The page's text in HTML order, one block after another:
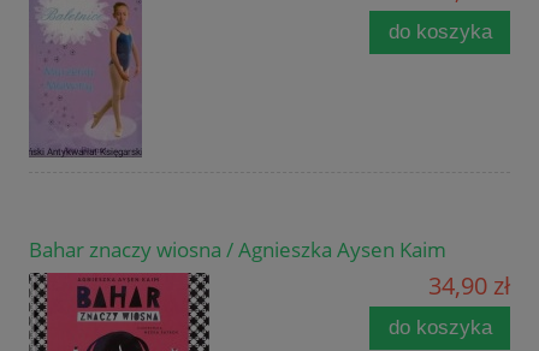
do koszyka
Bahar znaczy wiosna / Agnieszka Aysen Kaim
34,90 zł
do koszyka